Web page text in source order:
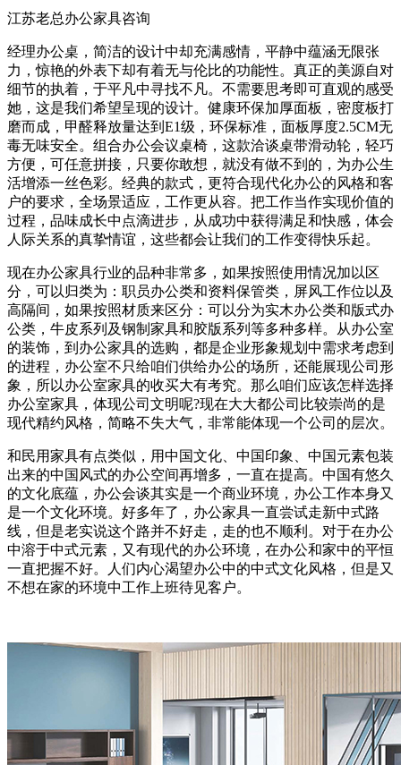
江苏老总办公家具咨询
经理办公桌，简洁的设计中却充满感情，平静中蕴涵无限张
力，惊艳的外表下却有着无与伦比的功能性。真正的美源自对
细节的执着，于平凡中寻找不凡。不需要思考即可直观的感受
她，这是我们希望呈现的设计。健康环保加厚面板，密度板打
磨而成，甲醛释放量达到E1级，环保标准，面板厚度2.5CM无
毒无味安全。组合办公会议桌椅，这款洽谈桌带滑动轮，轻巧
方便，可任意拼接，只要你敢想，就没有做不到的，为办公生
活增添一丝色彩。经典的款式，更符合现代化办公的风格和客
户的要求，全场景适应，工作更从容。把工作当作实现价值的
过程，品味成长中点滴进步，从成功中获得满足和快感，体会
人际关系的真挚情谊，这些都会让我们的工作变得快乐起。
现在办公家具行业的品种非常多，如果按照使用情况加以区
分，可以归类为：职员办公类和资料保管类，屏风工作位以及
高隔间，如果按照材质来区分：可以分为实木办公类和版式办
公类，牛皮系列及钢制家具和胶版系列等多种多样。从办公室
的装饰，到办公家具的选购，都是企业形象规划中需求考虑到
的进程，办公室不只给咱们供给办公的场所，还能展现公司形
象，所以办公室家具的收买大有考究。那么咱们应该怎样选择
办公室家具，体现公司文明呢?现在大大都公司比较崇尚的是
现代精约风格，简略不失大气，非常能体现一个公司的层次。
和民用家具有点类似，用中国文化、中国印象、中国元素包装
出来的中国风式的办公空间再增多，一直在提高。中国有悠久
的文化底蕴，办公会谈其实是一个商业环境，办公工作本身又
是一个文化环境。好多年了，办公家具一直尝试走新中式路
线，但是老实说这个路并不好走，走的也不顺利。对于在办公
中溶于中式元素，又有现代的办公环境，在办公和家中的平恒
一直把握不好。人们内心渴望办公中的中式文化风格，但是又
不想在家的环境中工作上班待见客户。